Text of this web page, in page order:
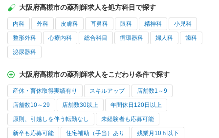
大阪府高槻市の薬剤師求人を処方科目で探す
内科 外科 皮膚科 耳鼻科 眼科 精神科 小児科
整形外科 心療内科 総合科目 循環器科 婦人科 歯科
泌尿器科
大阪府高槻市の薬剤師求人をこだわり条件で探す
産休・育休取得実績有り スキルアップ 店舗数1～9
店舗数10～29 店舗数30以上 年間休日120日以上
原則、引越しを伴う転勤なし 未経験者も応募可能
新卒も応募可能 住宅補助（手当）あり 残業月10ｈ以下